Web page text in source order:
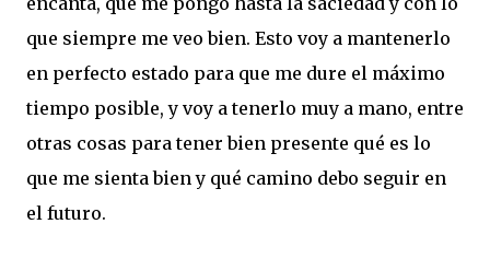
que siempre me veo bien. Esto voy a mantenerlo
en perfecto estado para que me dure el máximo
tiempo posible, y voy a tenerlo muy a mano, entre
otras cosas para tener bien presente qué es lo
que me sienta bien y qué camino debo seguir en
el futuro.